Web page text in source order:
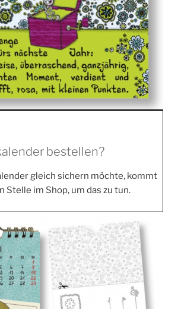
bestellen?
gleich sichern möch­te, kommt
Stel­le im Shop, um das zu tun.